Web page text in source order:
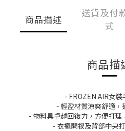
商品描述
送貨及付
式
商品描
- FROZEN AIR女
- 輕盈材質涼爽舒適，
- 物料具卓越回復力，方便打
- 衣襬開衩及背部中央